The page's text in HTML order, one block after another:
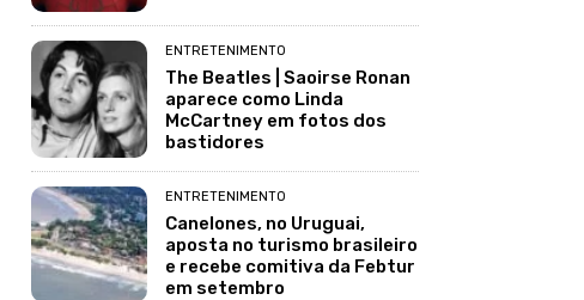
ENTRETENIMENTO
The Beatles | Saoirse Ronan
aparece como Linda
McCartney em fotos dos
bastidores
ENTRETENIMENTO
Canelones, no Uruguai,
aposta no turismo brasileiro
e recebe comitiva da Febtur
em setembro